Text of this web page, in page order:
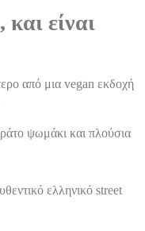
είναι
από μια vegan εκδοχή
ψωμάκι και πλούσια
ελληνικό street